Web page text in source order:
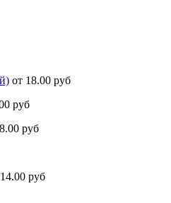
от 18.00 руб
руб
руб
руб